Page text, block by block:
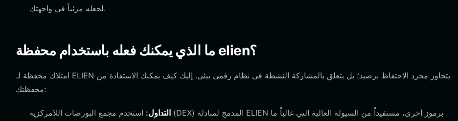
لجعله مرئياً في واجهتك.
ما الذي يمكنك فعله باستخدام محفظة elien؟
امتلاك محفظة لـ ELIEN يتجاوز مجرد الاحتفاظ برصيد؛ بل يتعلق بالمشاركة النشطة في نظام رقمي بيئي. إليك كيف يمكنك الاستفادة من
محفظتك:
التداول: استخدم مجمع البورصات اللامركزية (DEX) المدمج لمبادلة ELIEN برموز أخرى، مستفيداً من السيولة العالية التي غالباً ما